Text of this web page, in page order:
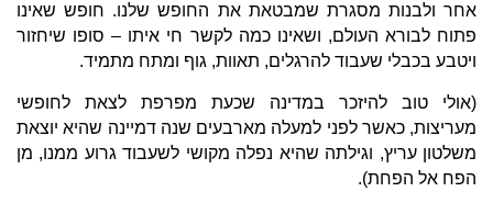
אחר ולבנות מסגרת שמבטאת את החופש שלנו. חופש שאינו
פתוח לבורא העולם, ושאינו כמה לקשר חי איתו – סופו שיחזור
ויטבע בכבלי שעבוד להרגלים, תאוות, גוף ומתח מתמיד.
(אולי טוב להיזכר במדינה שכעת מפרפת לצאת לחופשי
מעריצות, כאשר לפני למעלה מארבעים שנה דמיינה שהיא יוצאת
משלטון עריץ, וגילתה שהיא נפלה מקושי לשעבוד גרוע ממנו, מן
הפח אל הפחת).